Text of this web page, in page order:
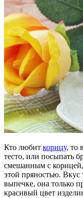
Кто любит корицу, то
тесто, или посыпать
смешанным с корицей,
этой пряностью.
выпечке, она только
красивый цвет